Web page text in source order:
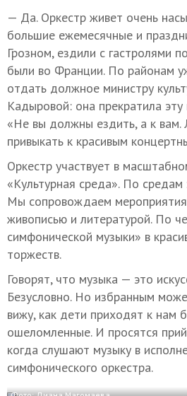
— Да. Оркестр живет очень
большие ежемесячные и
Грозном, ездили с гастролями
были во Франции. По районам
отдать должное министру
Кадыровой: она прекратила эту
«Не вы должны ездить, а к
привыкать к красивым
Оркестр участвует в
«Культурная среда». По средам
Мы сопровождаем
живописью и литературой. По
симфонической музыки» в
торжеств.
Говорят, что музыка — это
Безусловно. Но избранным
вижу, как дети приходят к нам
ошеломленные. И просятся
когда слушают музыку в
симфонического оркестра.